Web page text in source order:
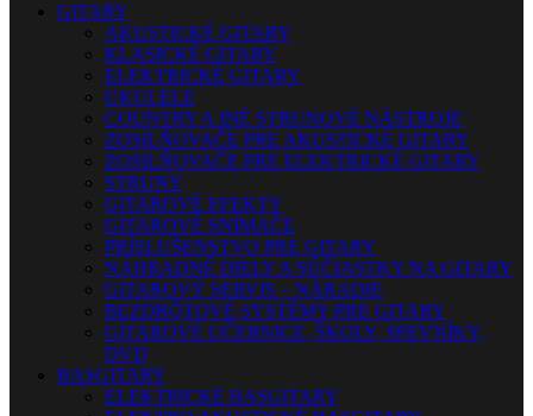
GITARY
AKUSTICKÉ GITARY
KLASICKÉ GITARY
ELEKTRICKÉ GITARY
UKULELE
COUNTRY A INÉ STRUNOVÉ NÁSTROJE
ZOSILŇOVAČE PRE AKUSTICKÉ GITARY
ZOSILŇOVAČE PRE ELEKTRICKÉ GITARY
STRUNY
GITAROVÉ EFEKTY
GITAROVÉ SNÍMAČE
PRÍSLUŠENSTVO PRE GITARY
NÁHRADNÉ DIELY A SÚČIASTKY NA GITARY
GITAROVÝ SERVIS – NÁRADIE
BEZDRÔTOVÉ SYSTÉMY PRE GITARY
GITAROVÉ UČEBNICE, ŠKOLY, SPEVNÍKY,
DVD
BASGITARY
ELEKTRICKÉ BASGITARY